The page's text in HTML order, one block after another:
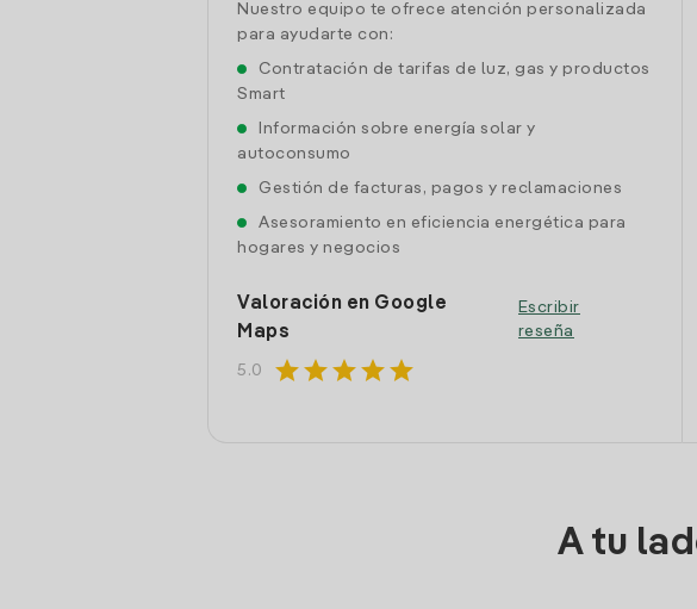
Nuestro equipo te ofrece atención personalizada
para ayudarte con:
Contratación de tarifas de luz, gas y productos
Smart
Información sobre energía solar y
autoconsumo
Gestión de facturas, pagos y reclamaciones
Asesoramiento en eficiencia energética para
hogares y negocios
Valoración en Google
Maps
5.0 starstarstarstarstar
Escribir
reseña
A tu